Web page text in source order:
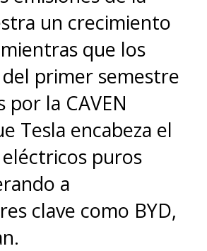
un crecimiento
que los
primer semestre
la CAVEN
Tesla encabeza el
puros
a
clave como BYD,